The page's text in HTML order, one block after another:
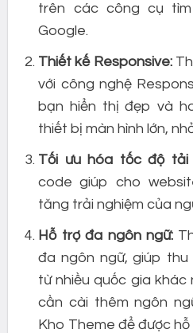
trên các công cụ
Google.
Thiết kế Responsive:
với công nghệ
bạn hiển thị đẹp và
thiết bị màn hình lớn,
Tối ưu hóa tốc độ tải
code giúp cho
tăng trải nghiệm của
Hỗ trợ đa ngôn ngữ:
đa ngôn ngữ, giúp
từ nhiều quốc gia khác
cần cài thêm ngôn
Kho Theme để được hỗ